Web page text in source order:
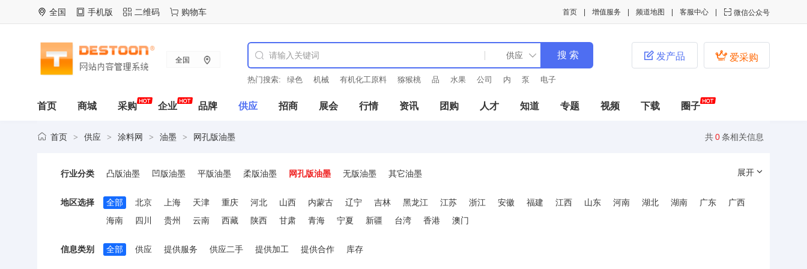
全国 手机版 二维码 购物车  微信公众号
客服中心
频道地图
增值服务
首页
全国
热门搜索: 绿色 机械 有机化工原料 猕猴桃 品 水果 公司 内 泵 电子
 爱采购
 发产品
首页 商城 采购 企业 品牌 供应 招商 展会 行情 资讯 团购 人才 知道 专题 视频 下载 圈子
共0条相关信息
首页 > 供应 > 涂料网 > 油墨 > 网孔版油墨
行业分类 凸版油墨 凹版油墨 平版油墨 柔版油墨 网孔版油墨 无版油墨 其它油墨 展开
地区选择 全部 北京 上海 天津 重庆 河北 山西 内蒙古 辽宁 吉林 黑龙江 江苏 浙江 安徽 福建 江西 山东 河南 湖北 湖南 广东
广西
海南
四川 贵州 云南 西藏 陕西 甘肃 青海 宁夏 新疆 台湾 香港 澳门
信息类别 全部 供应 提供服务 供应二手 提供加工 提供合作 库存